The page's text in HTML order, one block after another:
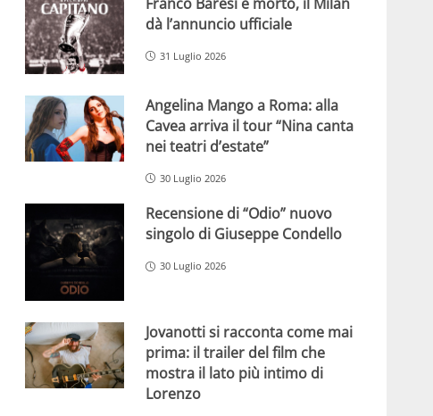
dà l’annuncio ufficiale
31 Luglio 2026
Angelina Mango a Roma: alla
Cavea arriva il tour “Nina canta
nei teatri d’estate”
30 Luglio 2026
Recensione di “Odio” nuovo
singolo di Giuseppe Condello
30 Luglio 2026
Jovanotti si racconta come mai
prima: il trailer del film che
mostra il lato più intimo di
Lorenzo